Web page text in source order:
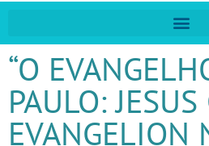
“O
PAULO:
EVANGELION